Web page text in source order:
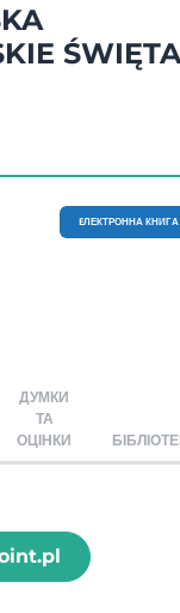
ŚWIĘTA
EЛЕКТРОННА КНИГА
ДУМКИ
ТА
ОЦІНКИ